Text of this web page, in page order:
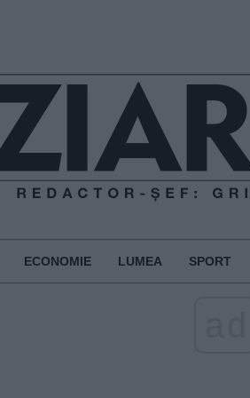
ECONOMIE LUMEA SPORT